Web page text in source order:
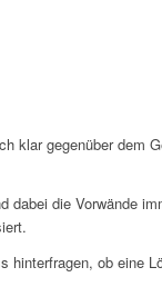
klar gegenüber dem
die Vorwände
ob eine